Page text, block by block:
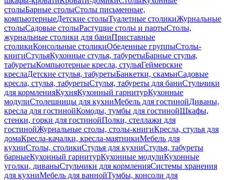
столыБарные столыСтолы письменные,
компьютерныеДетские столыТуалетные столикиЖурнальные
столыСадовые столыРастущие столы и партыСтолы,
журнальные столики для баниПриставные
столикиКонсольные столикиОбеденные группыСтолы-
книгиСтульяКухонные стулья, табуретыБарные стулья,
табуретыКомпьютерные кресла, стульяГеймерские
креслаДетские стулья, табуретыБанкетки, скамьиСадовые
кресла, стулья, табуретыСтулья, табуреты для баниСтульчики
для кормленияКухняКухонный гарнитурКухонные
модулиСтолешницы для кухниМебель для гостинойДиваны,
кресла для гостинойКомоды, тумбы для гостинойШкафы,
стенки, горки для гостинойПолки, стеллажи для
гостинойЖурнальные столы, столы-книгиКресла, стулья для
домаКресла-качалки, кресла-маятникиМебель для
кухниСтолы, столикиСтулья для кухниСтулья, табуреты
барныеКухонный гарнитурКухонные модулиКухонные
уголки, диваныСтульчики для кормленияСистемы хранения
для кухниМебель для ваннойТумбы, консоли для